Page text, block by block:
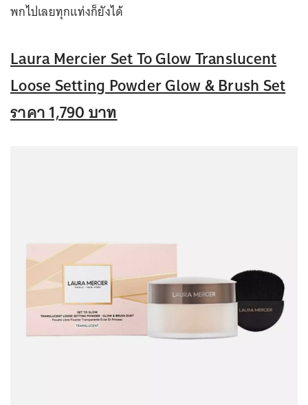
พกไปเลยทุกแท่งก็ยังได้
Laura Mercier Set To Glow Translucent
Loose Setting Powder Glow & Brush Set
ราคา 1,790 บาท